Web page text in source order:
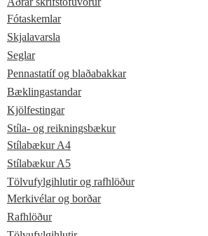
Fótaskemlar
Skjalavarsla
Seglar
Pennastatíf og blaðabakkar
Bæklingastandar
Kjölfestingar
Stíla- og reikningsbækur
Stílabækur A4
Stílabækur A5
Tölvufylgihlutir og rafhlöður
Merkivélar og borðar
Rafhlöður